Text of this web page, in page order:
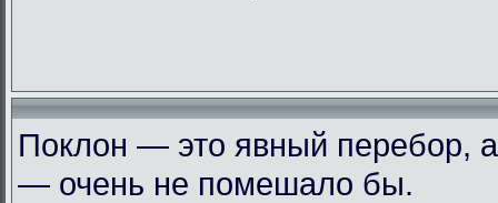
Поклон — это явный перебор,
— очень не помешало бы.